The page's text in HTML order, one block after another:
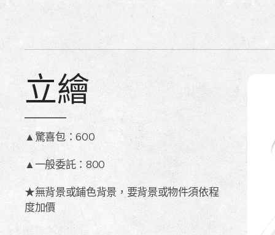
立繪
▲驚喜包：600
▲一般委託：800
★無背景或鋪色背景，要背景或物件須依程
度加價